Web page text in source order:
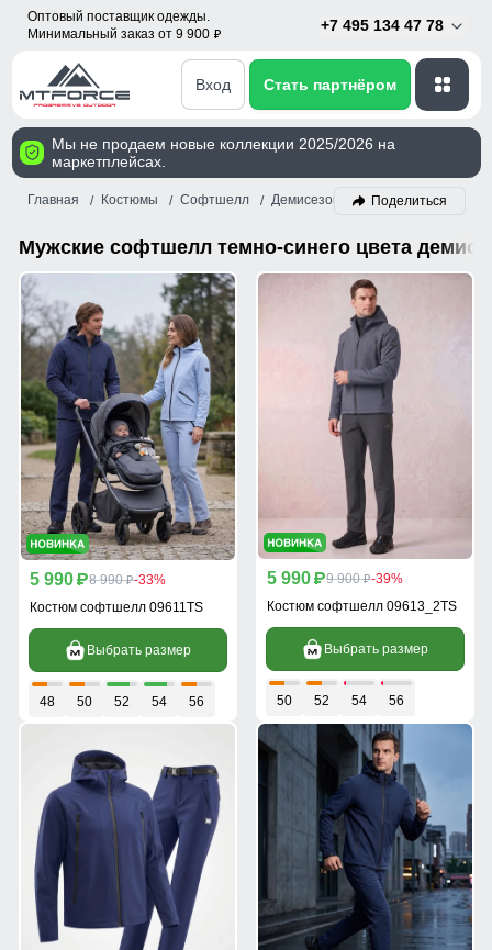
Оптовый поставщик одежды.
Минимальный заказ от 9 900 p
+7 495 134 47 78
Вход Стать партнёром
Мы не продаем новые коллекции 2025/2026 на
маркетплейсах.
Главная Костюмы Софтшелл Демисезон Мужской Темно-
Поделиться
Мужские софтшелл темно-синего цвета
5 990 p8 990 p-33%
Костюм софтшелл 09611TS
Выбрать размер
48 50 52 54 56
5 990 p9 900 p-39%
Костюм софтшелл 09613_2TS
Выбрать размер
50 52 54 56